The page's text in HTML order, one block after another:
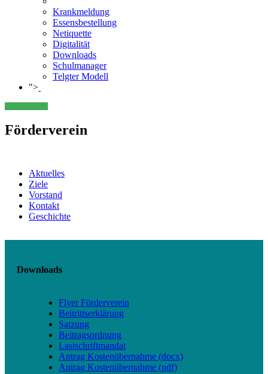
Krankmeldung
Essensbestellung
Netiquette
Digitalität
Downloads
Schulmanager
Telgter Modell
">
Förderverein
Aktuelles
Ziele
Vorstand
Kontakt
Geschichte
Downloads
Flyer Förderverein
Beitrittserklärung
Satzung
Beitragsordnung
Lastschriftmandat
Antrag Kostenübernahme (docx)
Antrag Kostenübernahme (pdf)